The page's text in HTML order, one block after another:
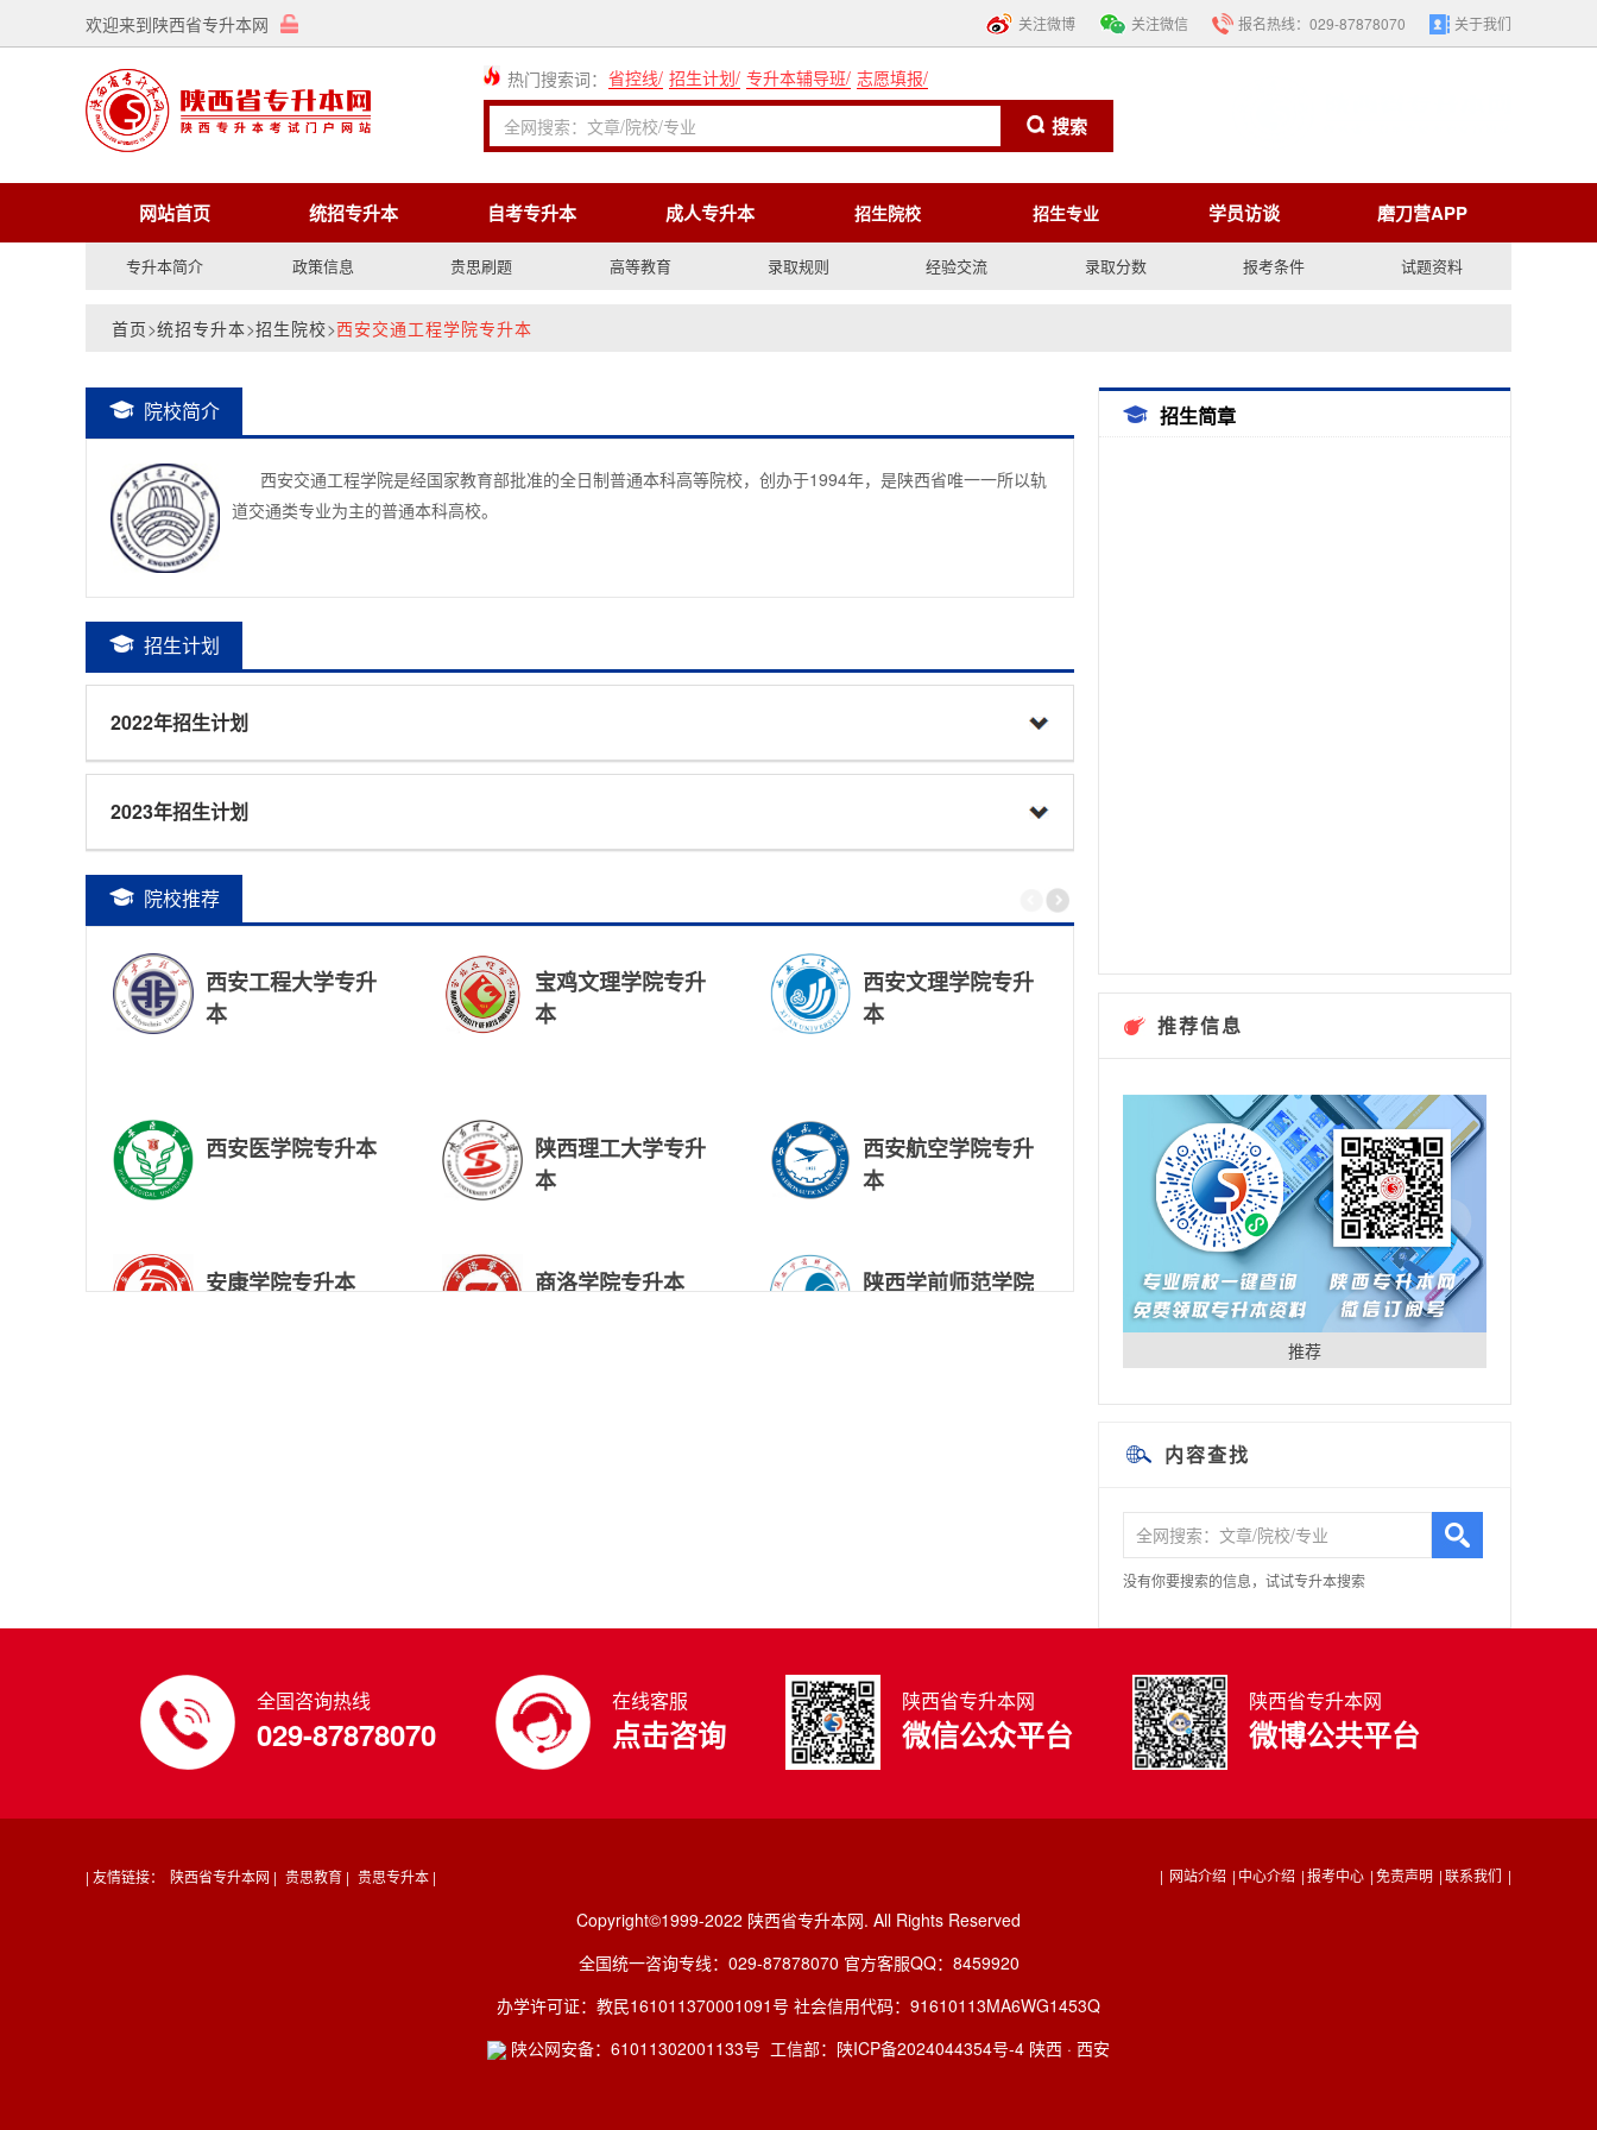
欢迎来到陕西省专升本网 关注微博 关注微信 报名热线： 029-87878070 关于我们
热门搜索词： 省控线/ 招生计划/ 专升本辅导班/ 志愿填报/
搜索
网站首页 统招专升本 自考专升本 成人专升本 招生院校 招生专业 学员访谈 磨刀营APP
专升本简介 政策信息 贵思刷题 高等教育 录取规则 经验交流 录取分数 报考条件 试题资料
首页>统招专升本>招生院校>西安交通工程学院专升本
院校简介
西安交通工程学院是经国家教育部批准的全日制普通本科高等院校，创办于1994年，是陕西省唯一一所以轨
道交通类专业为主的普通本科高校。
招生计划
2022年招生计划
2023年招生计划
院校推荐
西安工程大学专升
本
西安医学院专升本
安康学院专升本
宝鸡文理学院专升
本
陕西理工大学专升
本
商洛学院专升本
西安文理学院专升
本
西安航空学院专升
本
陕西学前师范学院
西安邮电大学专升
本
西安思源学院专升
本
24年专升本考试这
一届，竞争对手们
初始实力如何？
招生简章
推荐信息
推荐
内容查找
没有你要搜索的信息，试试专升本搜索
全国咨询热线
029-87878070
在线客服
点击咨询
陕西省专升本网
微信公众平台
陕西省专升本网
微博公共平台
| 网站介绍 | 中心介绍 |报考中心 |免责声明 |联系我们 |
| 友情链接： 陕西省专升本网 | 贵思教育 | 贵思专升本 |
Copyright©1999-2022 陕西省专升本网. All Rights Reserved
全国统一咨询专线：029-87878070 官方客服QQ：8459920
办学许可证：教民161011370001091号 社会信用代码：91610113MA6WG1453Q
陕公网安备：61011302001133号 工信部：陕ICP备2024044354号-4 陕西 · 西安